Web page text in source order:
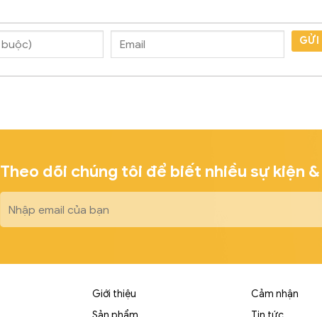
GỬI
Theo dõi chúng tôi để biết nhiều sự kiện
Giới thiệu
Cảm nhận